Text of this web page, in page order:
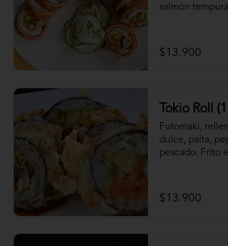
salmón
$13.900
Tokio Roll
Futomaki,
dulce, palta,
pescado. Frito
$13.900